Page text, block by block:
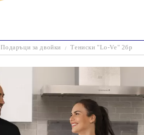
Подаръци за двойки Тениски "Lo-Ve" 2бр